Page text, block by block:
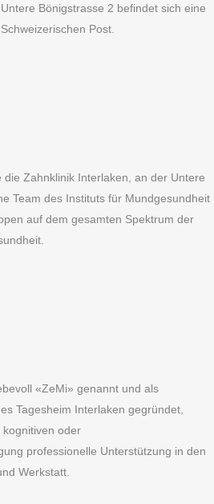
Bönigstrasse 2 befindet sich eine
Post.
Zahnklinik Interlaken, an der Untere
Team des Instituts für Mundgesundheit
auf dem gesamten Spektrum der
«ZeMi» genannt und als
Tagesheim Interlaken gegründet,
oder
professionelle Unterstützung in den
Werkstatt.